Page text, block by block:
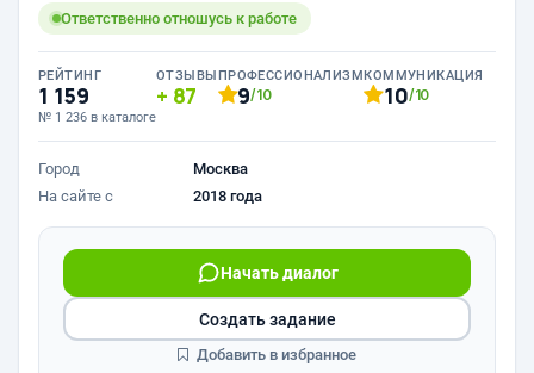
Ответственно отношусь к работе
РЕЙТИНГ
1 159
№ 1 236 в каталоге
ОТЗЫВЫ
87
ПРОФЕССИОНАЛИЗМ
9/10
КОММУНИКАЦИЯ
10/10
Город
Москва
На сайте с
2018 года
Начать диалог
Создать задание
Добавить в избранное